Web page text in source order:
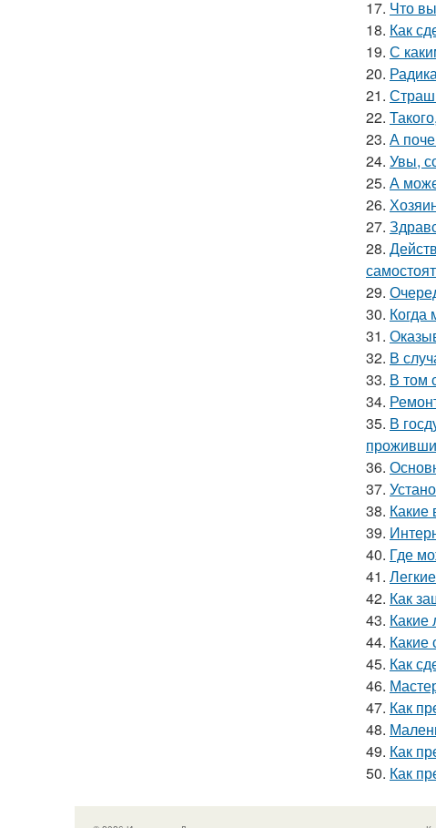
17. Что
18. Как
19. С
20.
21.
22.
23. А
24. Увы,
25. А
26.
27.
28.
29.
30. Когда
31.
32. В
33. В том
34.
35. В
36.
37.
38. Какие
39.
40. Где
41.
42. Как
43. Какие
44. Какие
45. Как
46.
47. Как
48.
49. Как
50. Как